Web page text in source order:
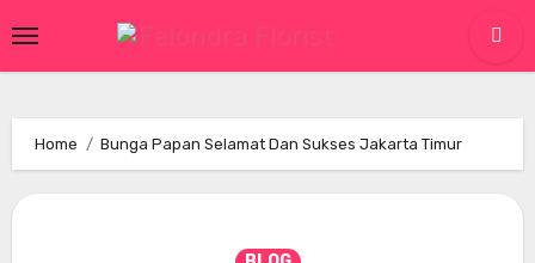
to
Home Bunga Papan Selamat Dan Sukses Jakarta Timur